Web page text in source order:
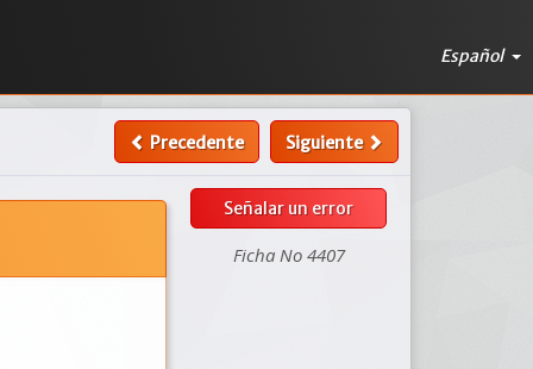
Español
Precedente Siguiente
Señalar un error
Ficha No 4407